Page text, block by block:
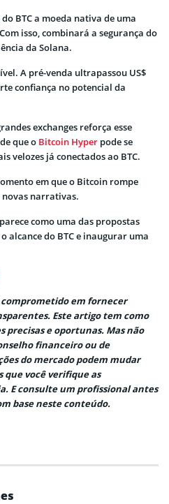
BTC a moeda nativa de uma
isso, combinará a segurança do
da Solana.
A pré-venda ultrapassou US$
confiança no potencial da
exchanges reforça esse
que o Bitcoin Hyper pode se
velozes já conectados ao BTC.
em que o Bitcoin rompe
novas narrativas.
como uma das propostas
alcance do BTC e inaugurar uma
em fornecer
Este artigo tem como
e oportunas. Mas não
financeiro ou de
do mercado podem mudar
você verifique as
E consulte um profissional antes
base neste conteúdo.